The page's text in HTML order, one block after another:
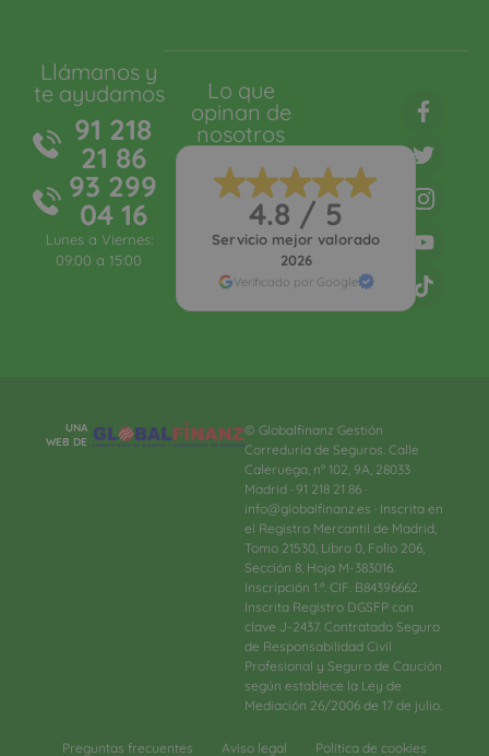
Lo que
opinan de
nosotros
4.8 / 5
Servicio mejor valorado
2026
Verificado por Google
Llámanos y
te ayudamos
91 218
21 86
93 299
04 16
Lunes a Viernes:
09:00 a 15:00
UNA
WEB DE
© Globalfinanz Gestión
Correduría de Seguros. Calle
Caleruega, nº 102, 9A, 28033
Madrid · 91 218 21 86 ·
info@globalfinanz.es · Inscrita en
el Registro Mercantil de Madrid,
Tomo 21530, Libro 0, Folio 206,
Sección 8, Hoja M-383016.
Inscripción 1.ª. CIF. B84396662.
Inscrita Registro DGSFP con
clave J-2437. Contratado Seguro
de Responsabilidad Civil
Profesional y Seguro de Caución
según establece la Ley de
Mediación 26/2006 de 17 de julio.
Preguntas frecuentes Aviso legal Política de cookies